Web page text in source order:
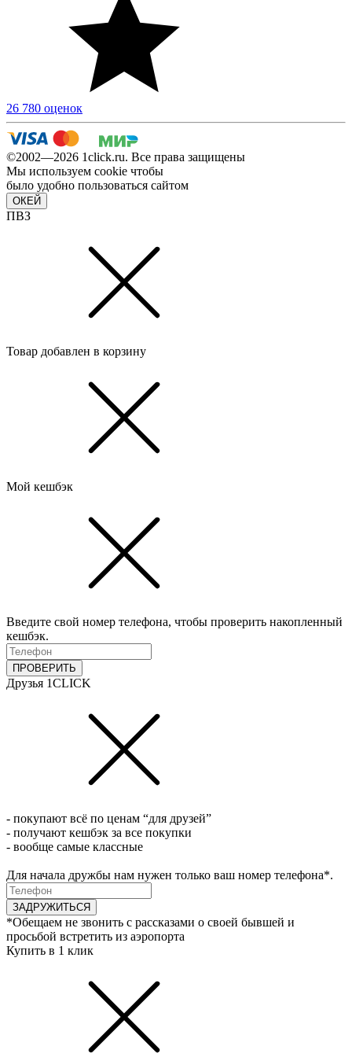
26 780 оценок
©2002—2026 1сlick.ru. Все права защищены
Мы используем cookie чтобы
было удобно пользоваться сайтом
ОКЕЙ
ПВЗ
Товар добавлен в корзину
Мой кешбэк
Введите свой номер телефона, чтобы проверить накопленный
кешбэк.
ПРОВЕРИТЬ
Друзья 1CLICK
- покупают всё по ценам “для друзей”
- получают кешбэк за все покупки
- вообще самые классные
Для начала дружбы нам нужен только ваш номер телефона*.
ЗАДРУЖИТЬСЯ
*Обещаем не звонить с рассказами о своей бывшей и
просьбой встретить из аэропорта
Купить в 1 клик